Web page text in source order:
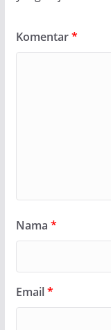
Komentar*
Nama *
Email*